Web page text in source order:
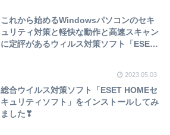
これから始めるWindowsパソコンのセキ
ュリティ対策と軽快な動作と高速スキャン
に定評があるウィルス対策ソフト「ESET
2023.05.03
総合ウイルス対策ソフト「ESET HOMEセ
キュリティソフト」をインストールしてみ
ました❣